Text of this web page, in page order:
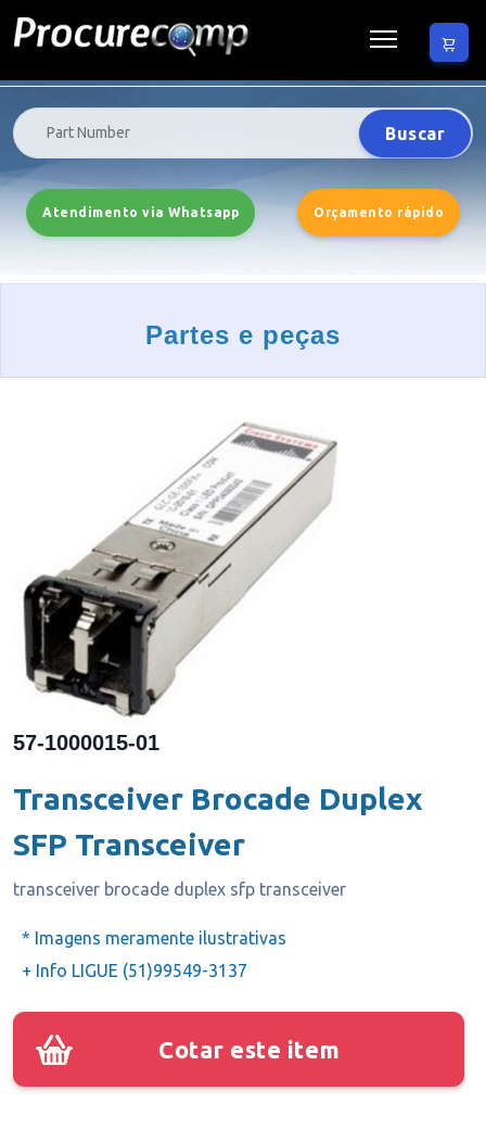
Buscar
Atendimento via Whatsapp Orçamento rápido
Partes e peças
57-1000015-01
Transceiver Brocade Duplex
SFP Transceiver
transceiver brocade duplex sfp transceiver
* Imagens meramente ilustrativas
+ Info LIGUE (51)99549-3137
Cotar este item